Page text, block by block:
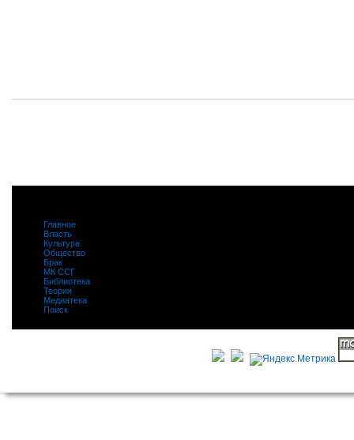
Главное
Власть
Культура
Общество
Брак
МК ССГ
Библиотека
Теория
Медиатека
Поиск